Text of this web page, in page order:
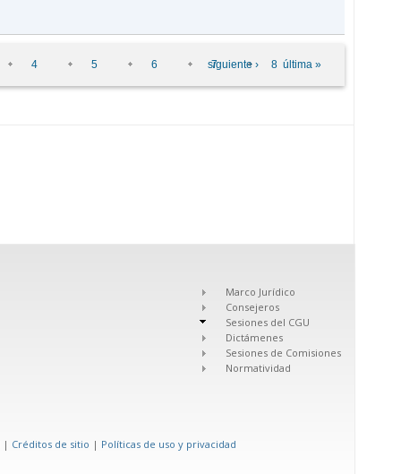
4 5 6 7 8
siguiente › última »
Marco Jurídico
Consejeros
Sesiones del CGU
Dictámenes
Sesiones de Comisiones
Normatividad
| Créditos de sitio | Políticas de uso y privacidad